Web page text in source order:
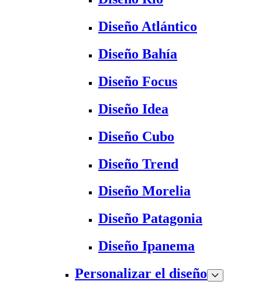
Diseño Atlántico
Diseño Bahía
Diseño Focus
Diseño Idea
Diseño Cubo
Diseño Trend
Diseño Morelia
Diseño Patagonia
Diseño Ipanema
Personalizar el diseño